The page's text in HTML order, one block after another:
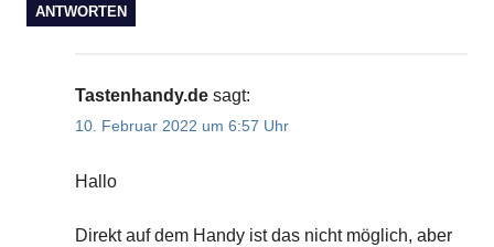
ANTWORTEN
Tastenhandy.de sagt:
10. Februar 2022 um 6:57 Uhr
Hallo
Direkt auf dem Handy ist das nicht möglich, aber